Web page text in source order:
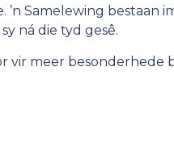
’n Samelewing
ná die tyd gesê.
vir meer besonderhede